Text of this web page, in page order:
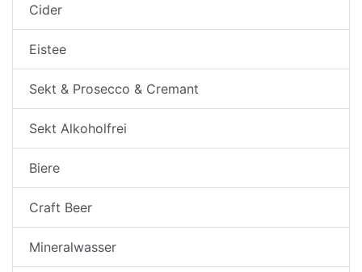
Cider
Eistee
Sekt & Prosecco & Cremant
Sekt Alkoholfrei
Biere
Craft Beer
Mineralwasser